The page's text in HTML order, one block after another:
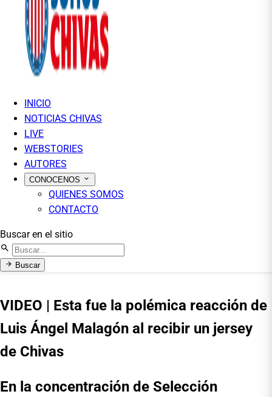
INICIO
NOTICIAS CHIVAS
LIVE
WEBSTORIES
AUTORES
CONOCENOS
QUIENES SOMOS
CONTACTO
Buscar en el sitio
Buscar
VIDEO | Esta fue la polémica reacción de
Luis Ángel Malagón al recibir un jersey
de Chivas
En la concentración de Selección